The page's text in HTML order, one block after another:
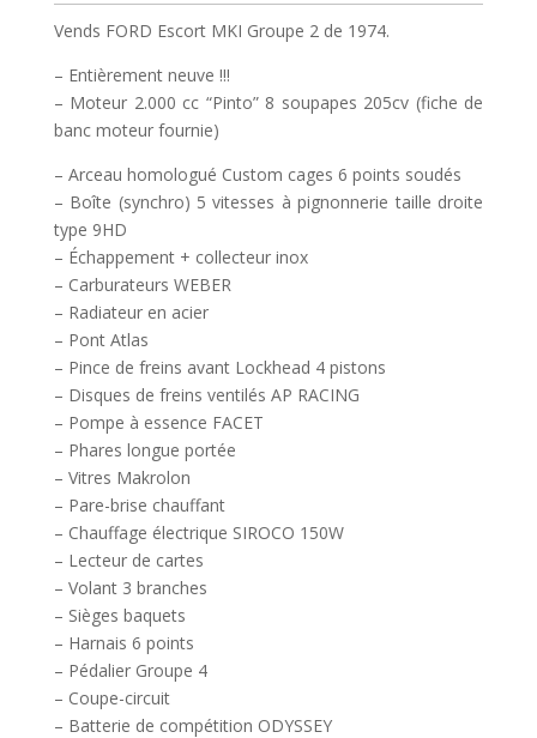
Vends FORD Escort MKI Groupe 2 de 1974.
– Entièrement neuve !!!
– Moteur 2.000 cc “Pinto” 8 soupapes 205cv (fiche de
banc moteur fournie)
– Arceau homologué Custom cages 6 points soudés
– Boîte (synchro) 5 vitesses à pignonnerie taille droite
type 9HD
– Échappement + collecteur inox
– Carburateurs WEBER
– Radiateur en acier
– Pont Atlas
– Pince de freins avant Lockhead 4 pistons
– Disques de freins ventilés AP RACING
– Pompe à essence FACET
– Phares longue portée
– Vitres Makrolon
– Pare-brise chauffant
– Chauffage électrique SIROCO 150W
– Lecteur de cartes
– Volant 3 branches
– Sièges baquets
– Harnais 6 points
– Pédalier Groupe 4
– Coupe-circuit
– Batterie de compétition ODYSSEY